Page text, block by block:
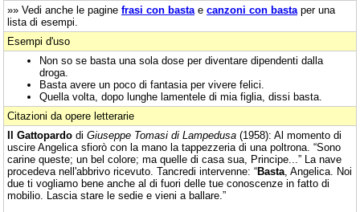
»» Vedi anche le pagine frasi con basta e canzoni con basta per una
lista di esempi.
Esempi d'uso
Non so se basta una sola dose per diventare dipendenti dalla
droga.
Basta avere un poco di fantasia per vivere felici.
Quella volta, dopo lunghe lamentele di mia figlia, dissi basta.
Citazioni da opere letterarie
Il Gattopardo di Giuseppe Tomasi di Lampedusa (1958): Al momento di
uscire Angelica sfiorò con la mano la tappezzeria di una poltrona. “Sono
carine queste; un bel colore; ma quelle di casa sua, Principe...” La nave
procedeva nell'abbrivo ricevuto. Tancredi intervenne: “Basta , Angelica. Noi
due ti vogliamo bene anche al di fuori delle tue conoscenze in fatto di
mobilio. Lascia stare le sedie e vieni a ballare.”